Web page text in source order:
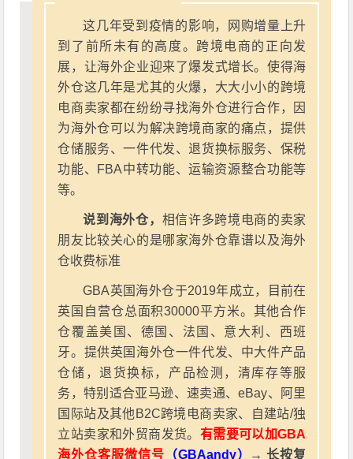
这几年受到疫情的影响，网购增量上升
到了前所未有的高度。跨境电商的正向发
展，让海外企业迎来了爆发式增长。使得海
外仓这几年是尤其的火爆，大大小小的跨境
电商卖家都在纷纷寻找海外仓进行合作，因
为海外仓可以为解决跨境商家的痛点，提供
仓储服务、一件代发、退货换标服务、保税
功能、FBA中转功能、运输资源整合功能等
等。
说到海外仓， 相信许多跨境电商的卖家
朋友比较关心的是哪家海外仓靠谱以及海外
仓收费标准
GBA英国海外仓于2019年成立，目前在
英国自营仓总面积30000平方米。其他合作
仓覆盖美国、德国、法国、意大利、西班
牙。提供英国海外仓一件代发、中大件产品
仓储，退货换标，产品检测，清库存等服
务，特别适合亚马逊、速卖通、eBay、阿里
国际站及其他B2C跨境电商卖家、自建站/独
立站卖家和外贸商发货。 有需要可以加GBA
海外仓客服微信号 （GBAandy） → 长按复